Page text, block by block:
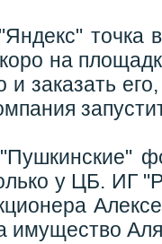
точка
на
и заказать
у ЦБ. ИГ
имущество